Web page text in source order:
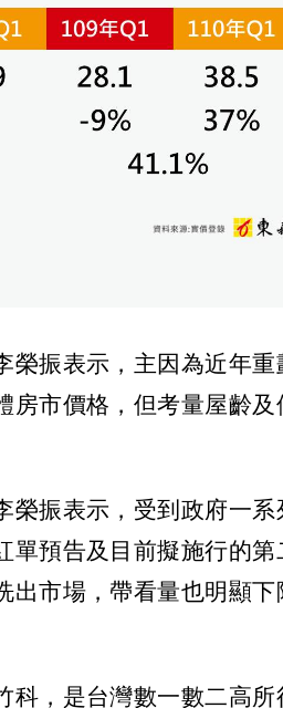
榮振表示，主因為近年重
房市價格，但考量屋齡
榮振表示，受到政府一
單預告及目前擬施行的
出市場，帶看量也明顯
科，是台灣數一數二高所